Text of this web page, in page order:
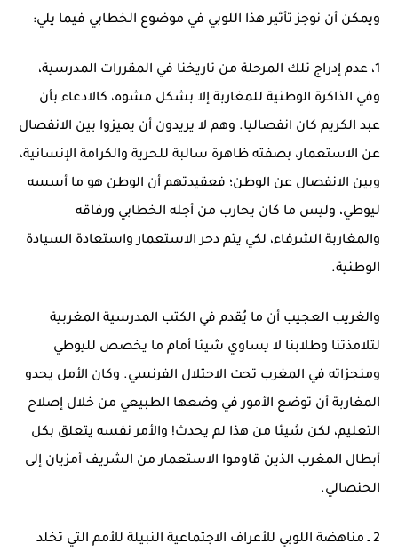
ويمكن أن نوجز تأثير هذا اللوبي في موضوع الخطابي فيما يلي:
1، عدم إدراج تلك المرحلة من تاريخنا في المقررات المدرسية،
وفي الذاكرة الوطنية للمغاربة إلا بشكل مشوه، كالادعاء بأن
عبد الكريم كان انفصاليا. وهم لا يريدون أن يميزوا بين الانفصال
عن الاستعمار، بصفته ظاهرة سالبة للحرية والكرامة الإنسانية،
وبين الانفصال عن الوطن؛ فعقيدتهم أن الوطن هو ما أسسه
ليوطي، وليس ما كان يحارب من أجله الخطابي ورفاقه
والمغاربة الشرفاء، لكي يتم دحر الاستعمار واستعادة السيادة
الوطنية.
والغريب العجيب أن ما يُقدم في الكتب المدرسية المغربية
لتلامذتنا وطلابنا لا يساوي شيئا أمام ما يخصص لليوطي
ومنجزاته في المغرب تحت الاحتلال الفرنسي. وكان الأمل يحدو
المغاربة أن توضع الأمور في وضعها الطبيعي من خلال إصلاح
التعليم، لكن شيئا من هذا لم يحدث! والأمر نفسه يتعلق بكل
أبطال المغرب الذين قاوموا الاستعمار من الشريف أمزيان إلى
الحنصالي.
2 ـ مناهضة اللوبي للأعراف الاجتماعية النبيلة للأمم التي تخلد